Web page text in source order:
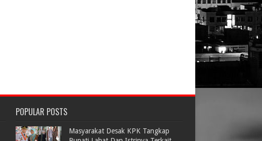
POPULAR POSTS
Masyarakat Desak KPK Tangkap